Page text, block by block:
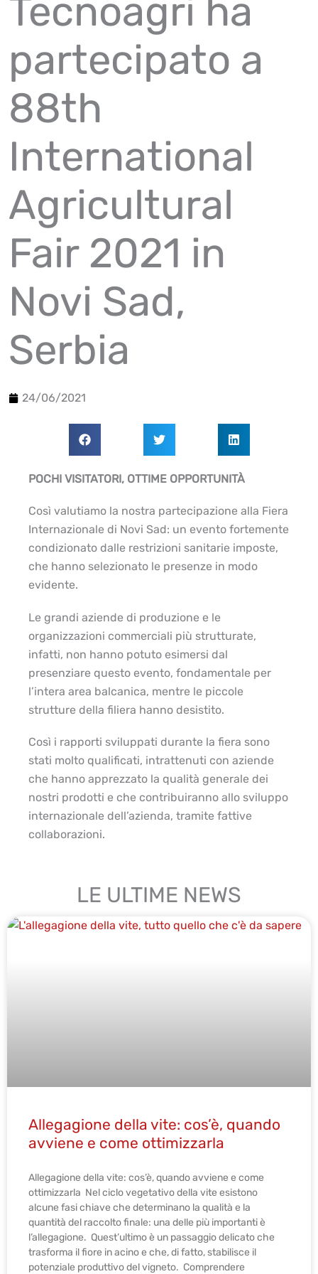
Tecnoagri ha
partecipato a
88th
International
Agricultural
Fair 2021 in
Novi Sad,
Serbia
24/06/2021
POCHI VISITATORI, OTTIME OPPORTUNITÀ
Così valutiamo la nostra partecipazione alla Fiera
Internazionale di Novi Sad: un evento fortemente
condizionato dalle restrizioni sanitarie imposte,
che hanno selezionato le presenze in modo
evidente.
Le grandi aziende di produzione e le
organizzazioni commerciali più strutturate,
infatti, non hanno potuto esimersi dal
presenziare questo evento, fondamentale per
l’intera area balcanica, mentre le piccole
strutture della filiera hanno desistito.
Così i rapporti sviluppati durante la fiera sono
stati molto qualificati, intrattenuti con aziende
che hanno apprezzato la qualità generale dei
nostri prodotti e che contribuiranno allo sviluppo
internazionale dell’azienda, tramite fattive
collaborazioni.
LE ULTIME NEWS
Allegagione della vite: cos’è, quando
avviene e come ottimizzarla
Allegagione della vite: cos’è, quando avviene e come
ottimizzarla Nel ciclo vegetativo della vite esistono
alcune fasi chiave che determinano la qualità e la
quantità del raccolto finale: una delle più importanti è
l’allegagione. Quest’ultimo è un passaggio delicato che
trasforma il fiore in acino e che, di fatto, stabilisce il
potenziale produttivo del vigneto. Comprendere